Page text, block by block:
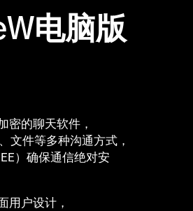
电脑版
密的聊天软件，
文件等多种沟通方式，
）确保通信绝对安
用户设计，